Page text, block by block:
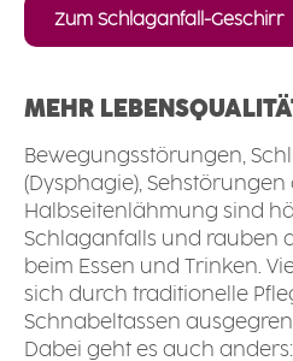
Zum Schlaganfall-Geschirr
MEHR
Bewegungsstörungen,
(Dysphagie), Sehstörungen
Halbseitenlähmung sind
Schlaganfalls und rauben
beim Essen und Trinken.
sich durch traditionelle
Schnabeltassen
Dabei geht es auch